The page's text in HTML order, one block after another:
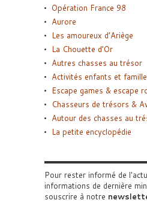
Opération France 98
Aurore
Les amoureux d’Ariège
La Chouette d’Or
Autres chasses au trésor
Activités enfants et
Escape games & escape
Chasseurs de trésors &
Autour des chasses au
La petite encyclopédie
Pour rester informé de
informations de dernière
souscrire à notre